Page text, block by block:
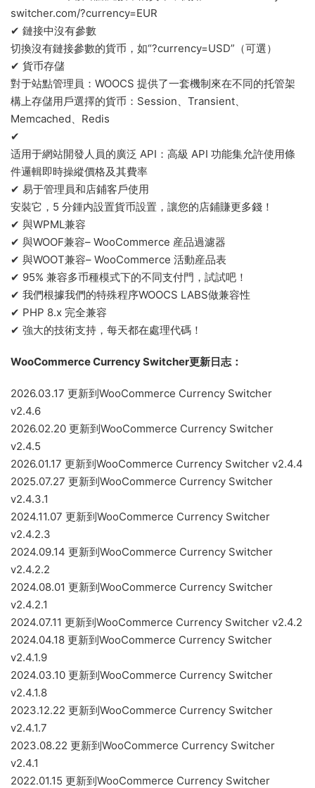
switcher.com/?currency=EUR
✔ 鏈接中沒有參數
切換沒有鏈接參數的貨币，如“?currency=USD”（可選）
✔ 貨币存儲
對于站點管理員：WOOCS 提供了一套機制來在不同的托管架
構上存儲用戶選擇的貨币：Session、Transient、
Memcached、Redis
✔
适用于網站開發人員的廣泛 API：高級 API 功能集允許使用條
件邏輯即時操縱價格及其費率
✔ 易于管理員和店鋪客戶使用
安裝它，5 分鍾内設置貨币設置，讓您的店鋪賺更多錢！
✔ 與WPML兼容
✔ 與WOOF兼容– WooCommerce 産品過濾器
✔ 與WOOT兼容– WooCommerce 活動産品表
✔ 95% 兼容多币種模式下的不同支付門，試試吧！
✔ 我們根據我們的特殊程序WOOCS LABS做兼容性
✔ PHP 8.x 完全兼容
✔ 強大的技術支持，每天都在處理代碼！
WooCommerce Currency Switcher更新日志：
2026.03.17 更新到WooCommerce Currency Switcher
v2.4.6
2026.02.20 更新到WooCommerce Currency Switcher
v2.4.5
2026.01.17 更新到WooCommerce Currency Switcher v2.4.4
2025.07.27 更新到WooCommerce Currency Switcher
v2.4.3.1
2024.11.07 更新到WooCommerce Currency Switcher
v2.4.2.3
2024.09.14 更新到WooCommerce Currency Switcher
v2.4.2.2
2024.08.01 更新到WooCommerce Currency Switcher
v2.4.2.1
2024.07.11 更新到WooCommerce Currency Switcher v2.4.2
2024.04.18 更新到WooCommerce Currency Switcher
v2.4.1.9
2024.03.10 更新到WooCommerce Currency Switcher
v2.4.1.8
2023.12.22 更新到WooCommerce Currency Switcher
v2.4.1.7
2023.08.22 更新到WooCommerce Currency Switcher
v2.4.1
2022.01.15 更新到WooCommerce Currency Switcher